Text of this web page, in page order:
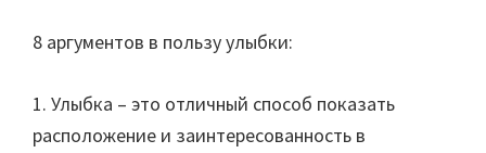
8 аргументов в пользу улыбки:
1. Улыбка – это отличный способ показать
расположение и заинтересованность в